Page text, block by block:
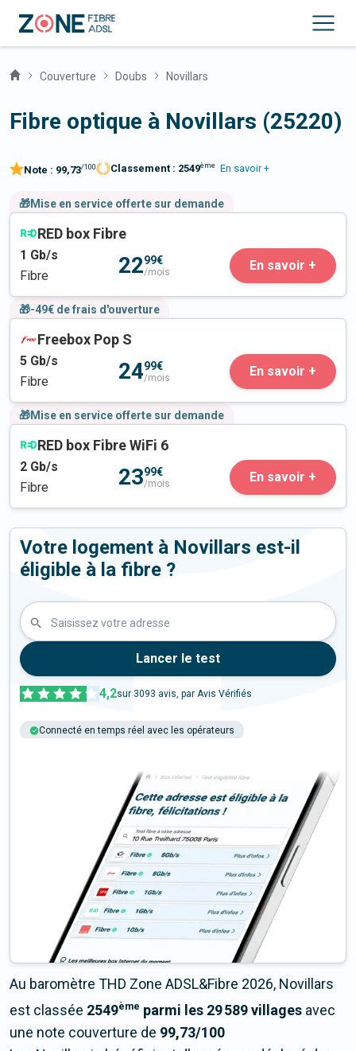
Couverture Doubs Novillars
Fibre optique à Novillars (25220)
Note : 99,73/100 Classement : 2549ème En savoir +
🎁Mise en service offerte sur demande
RED box Fibre
1 Gb/s
Fibre
2299€
/mois En savoir +
🎁-49€ de frais d'ouverture
Freebox Pop S
5 Gb/s
Fibre
2499€
/mois En savoir +
🎁Mise en service offerte sur demande
RED box Fibre WiFi 6
2 Gb/s
Fibre
2399€
/mois En savoir +
Votre logement à Novillars est-il
éligible à la fibre ?
Saisissez votre adresse
Lancer le test
4,2sur 3093 avis, par Avis Vérifiés
Connecté en temps réel avec les opérateurs
Au baromètre THD Zone ADSL&Fibre 2026, Novillars
est classée 2549ème parmi les 29 589 villages avec
une note couverture de 99,73/100